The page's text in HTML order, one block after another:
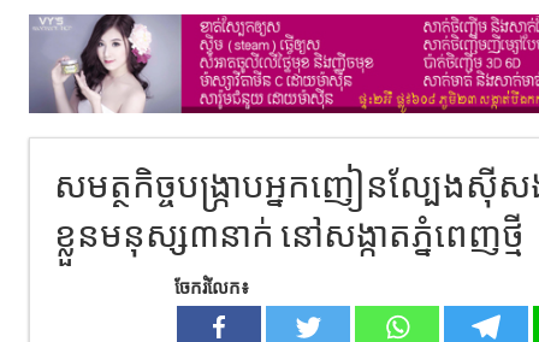
សមត្ថកិច្ចបង្ក្រាបអ្នកញៀនល្បែង
ខ្លួនមនុស្ស៣នាក់ នៅសង្កាតភ្នំពេញថ្មី
ចែករំលែក៖